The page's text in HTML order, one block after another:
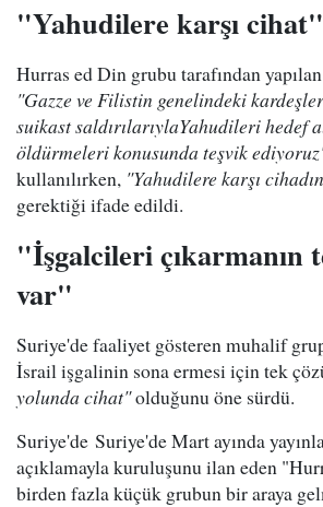
"Yahudilere karşı cihat"
Hurras ed Din grubu tarafından
"Gazze ve Filistin genelindeki
suikast saldırılarıylaYahudileri hedef
öldürmeleri konusunda teşvik
kullanılırken, "Yahudilere karşı
gerektiği ifade edildi.
"İşgalcileri çıkarmanın
var"
Suriye'de faaliyet gösteren muhalif
İsrail işgalinin sona ermesi için tek
yolunda cihat"olduğunu öne sürdü.
Suriye'de Suriye'de Mart ayında
açıklamayla kuruluşunu ilan eden
birden fazla küçük grubun bir araya